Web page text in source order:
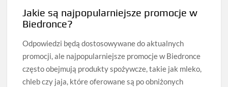
Jakie są najpopularniejsze promocje w
Biedronce?
Odpowiedzi będą dostosowywane do aktualnych
promocji, ale najpopularniejsze promocje w Biedronce
często obejmują produkty spożywcze, takie jak mleko,
chleb czy jaja, które oferowane są po obniżonych